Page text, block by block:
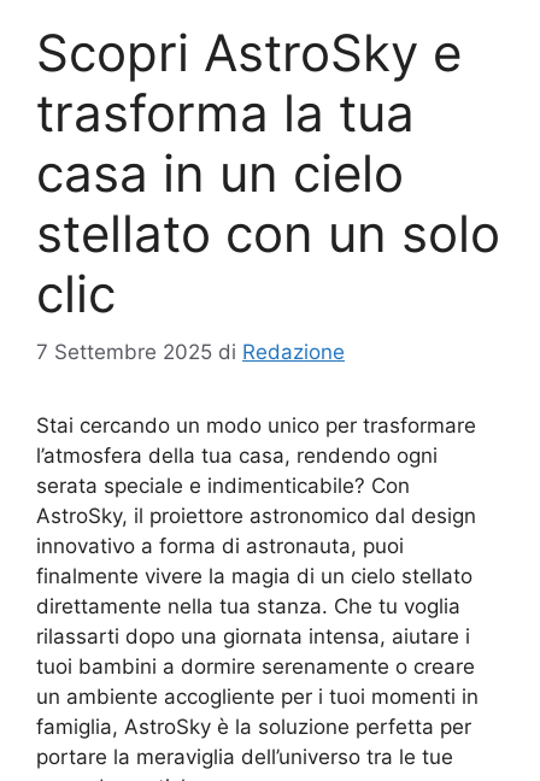
Scopri AstroSky e
trasforma la tua
casa in un cielo
stellato con un solo
clic
7 Settembre 2025 di Redazione
Stai cercando un modo unico per trasformare
l’atmosfera della tua casa, rendendo ogni
serata speciale e indimenticabile? Con
AstroSky, il proiettore astronomico dal design
innovativo a forma di astronauta, puoi
finalmente vivere la magia di un cielo stellato
direttamente nella tua stanza. Che tu voglia
rilassarti dopo una giornata intensa, aiutare i
tuoi bambini a dormire serenamente o creare
un ambiente accogliente per i tuoi momenti in
famiglia, AstroSky è la soluzione perfetta per
portare la meraviglia dell’universo tra le tue